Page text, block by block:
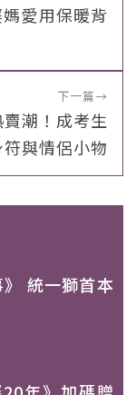
愛用保暖背
下一篇→
潮！成考生
與情侶小物
》 統一獅首本